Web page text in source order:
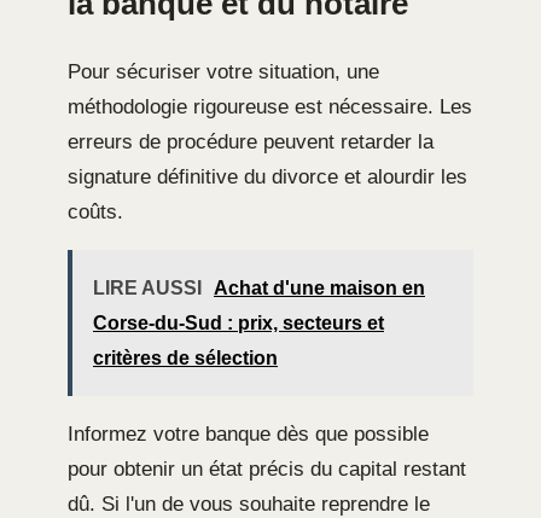
Pour sécuriser votre situation, une
méthodologie rigoureuse est nécessaire. Les
erreurs de procédure peuvent retarder la
signature définitive du divorce et alourdir les
coûts.
LIRE AUSSI
Achat d'une maison en
Corse-du-Sud : prix, secteurs et
critères de sélection
Informez votre banque dès que possible
pour obtenir un état précis du capital restant
dû. Si l'un de vous souhaite reprendre le